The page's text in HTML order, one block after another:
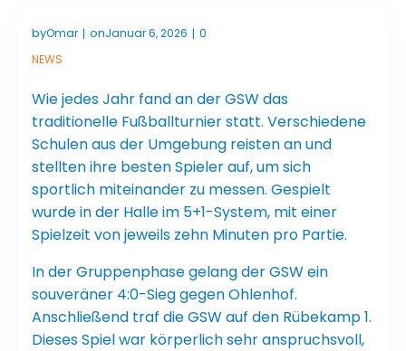
byOmar | onJanuar 6, 2026 | 0
NEWS
Wie jedes Jahr fand an der GSW das
traditionelle Fußballturnier statt. Verschiedene
Schulen aus der Umgebung reisten an und
stellten ihre besten Spieler auf, um sich
sportlich miteinander zu messen. Gespielt
wurde in der Halle im 5+1-System, mit einer
Spielzeit von jeweils zehn Minuten pro Partie.
In der Gruppenphase gelang der GSW ein
souveräner 4:0-Sieg gegen Ohlenhof.
Anschließend traf die GSW auf den Rübekamp 1.
Dieses Spiel war körperlich sehr anspruchsvoll,